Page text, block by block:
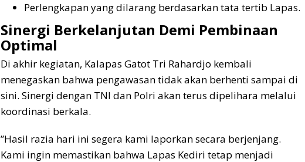
​Perlengkapan yang dilarang berdasarkan tata tertib Lapas.
​Sinergi Berkelanjutan Demi Pembinaan
Optimal
​Di akhir kegiatan, Kalapas Gatot Tri Rahardjo kembali
menegaskan bahwa pengawasan tidak akan berhenti sampai di
sini. Sinergi dengan TNI dan Polri akan terus dipelihara melalui
koordinasi berkala.
​”Hasil razia hari ini segera kami laporkan secara berjenjang.
Kami ingin memastikan bahwa Lapas Kediri tetap menjadi